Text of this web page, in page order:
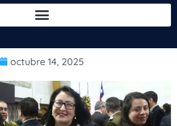
octubre 14, 2025